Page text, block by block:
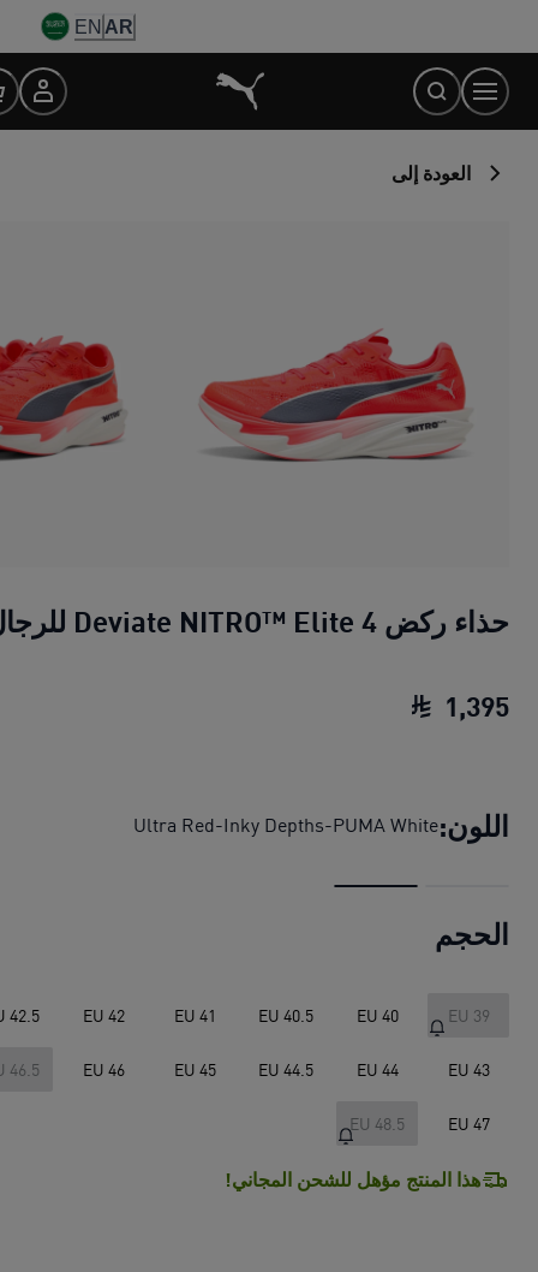
Content
AR
EN
العودة إلى
حذاء ركض Deviate NITRO™ Elite 4 للرجال
1 395
اللون:Ultra Red-Inky Depths-PUMA White
الحجم
EU 39
EU 40
EU 40.5
EU 41
EU 42
42.5
EU 43
EU 44
EU 44.5
EU 45
EU 46
46.5
EU 47
EU 48.5
هذا المنتج مؤهل للشحن المجاني!